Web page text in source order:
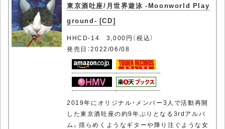
東京酒吐座/月世界遊泳 -Moonworld Play
ground- [CD]
HHCD-14 3,000円（税込）
発売日：2022/06/08
2019年にオリジナル・メンバー3人で活動再開
した東京酒吐座の約9年ぶりとなる3rdアルバ
ム。揺らめくようなギターや降り注ぐような女